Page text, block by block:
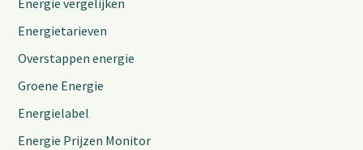
Energie vergelijken
Energietarieven
Overstappen energie
Groene Energie
Energielabel
Energie Prijzen Monitor